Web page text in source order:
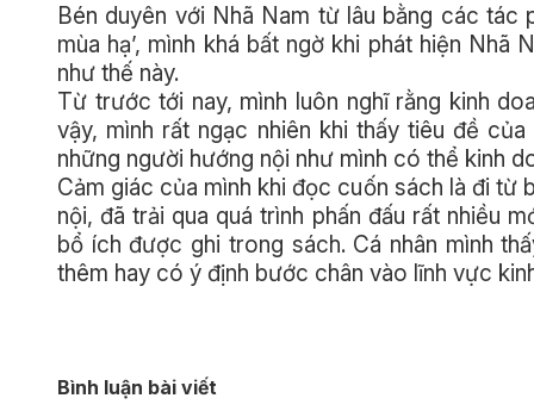
Bén duyên với Nhã Nam từ lâu bằng các tác
mùa hạ’, mình khá bất ngờ khi phát hiện
như thế này.
Từ trước tới nay, mình luôn nghĩ rằng kinh
vậy, mình rất ngạc nhiên khi thấy tiêu đề
những người hướng nội như mình có thể kinh
Cảm giác của mình khi đọc cuốn sách là đi từ
nội, đã trải qua quá trình phấn đấu rất nhiều
bổ ích được ghi trong sách. Cá nhân mình
thêm hay có ý định bước chân vào lĩnh vực
Bình luận bài viết